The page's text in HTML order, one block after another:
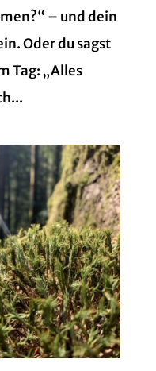
– und dein
Oder du sagst
Tag: „Alles